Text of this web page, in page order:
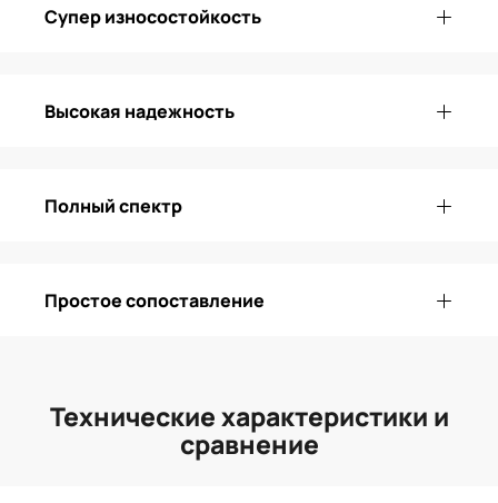
Супер износостойкость
Высокая надежность
Полный спектр
Простое сопоставление
Технические характеристики и
сравнение